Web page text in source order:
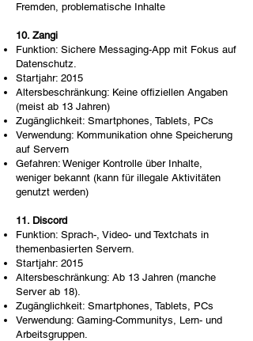
Fremden, problematische Inhalte
10. Zangi
Funktion: Sichere Messaging-App mit Fokus auf
Datenschutz.
Startjahr: 2015
Altersbeschränkung: Keine offiziellen Angaben
(meist ab 13 Jahren)
Zugänglichkeit: Smartphones, Tablets, PCs
Verwendung: Kommunikation ohne Speicherung
auf Servern
Gefahren: Weniger Kontrolle über Inhalte,
weniger bekannt (kann für illegale Aktivitäten
genutzt werden)
11. Discord
Funktion: Sprach-, Video- und Textchats in
themenbasierten Servern.
Startjahr: 2015
Altersbeschränkung: Ab 13 Jahren (manche
Server ab 18).
Zugänglichkeit: Smartphones, Tablets, PCs
Verwendung: Gaming-Communitys, Lern- und
Arbeitsgruppen.